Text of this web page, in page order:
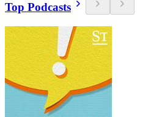
Top Podcasts